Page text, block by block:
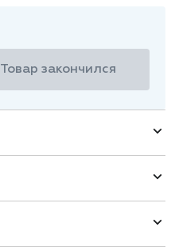
Товар закончился